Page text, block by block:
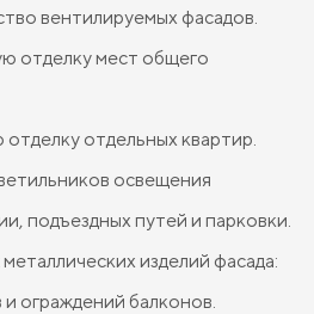
вентилируемых фасадов.
отделку мест общего
отдельных квартир.
освещения
подъездных путей и парковки.
изделий фасада:
ограждений балконов.